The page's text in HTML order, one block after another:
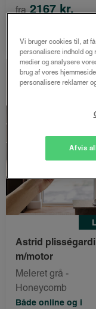
fra 2167 kr.
Spar 25%
Astrid
m/motor
Meleret grå -
Honeycomb
Både online og i
Vi bruger cookies til, at
personalisere indhold og
medier og analysere
brug af vores
personalisere reklamer
Afvis